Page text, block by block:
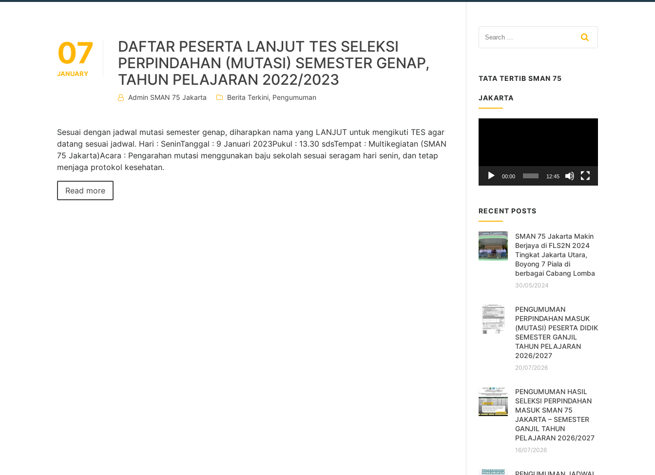
07
JANUARY
DAFTAR PESERTA LANJUT TES SELEKSI
PERPINDAHAN (MUTASI) SEMESTER GENAP,
TAHUN PELAJARAN 2022/2023
Admin SMAN 75 Jakarta Berita Terkini, Pengumuman
Sesuai dengan jadwal mutasi semester genap, diharapkan nama yang LANJUT untuk mengikuti TES agar
datang sesuai jadwal. Hari : SeninTanggal : 9 Januari 2023Pukul : 13.30 sdsTempat : Multikegiatan (SMAN
75 Jakarta)Acara : Pengarahan mutasi menggunakan baju sekolah sesuai seragam hari senin, dan tetap
menjaga protokol kesehatan.
Read more
TATA TERTIB SMAN 75
JAKARTA
00:00 12:45
RECENT POSTS
SMAN 75 Jakarta Makin
Berjaya di FLS2N 2024
Tingkat Jakarta Utara,
Boyong 7 Piala di
berbagai Cabang Lomba
30/05/2024
PENGUMUMAN
PERPINDAHAN MASUK
(MUTASI) PESERTA DIDIK
SEMESTER GANJIL
TAHUN PELAJARAN
2026/2027
20/07/2026
PENGUMUMAN HASIL
SELEKSI PERPINDAHAN
MASUK SMAN 75
JAKARTA – SEMESTER
GANJIL TAHUN
PELAJARAN 2026/2027
16/07/2026